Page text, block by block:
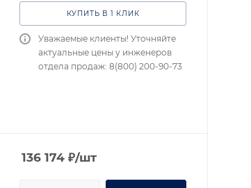
КУПИТЬ В 1 КЛИК
Уважаемые клиенты! Уточняйте
актуальные цены у инженеров
отдела продаж: 8(800) 200-90-73
136 174 ₽/шт